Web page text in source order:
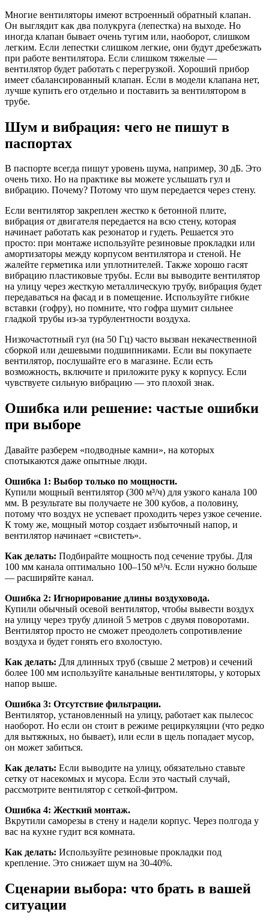
Многие вентиляторы имеют встроенный обратный клапан.
Он выглядит как два полукруга (лепестка) на выходе. Но
иногда клапан бывает очень тугим или, наоборот, слишком
легким. Если лепестки слишком легкие, они будут дребезжать
при работе вентилятора. Если слишком тяжелые —
вентилятор будет работать с перегрузкой. Хороший прибор
имеет сбалансированный клапан. Если в модели клапана нет,
лучше купить его отдельно и поставить за вентилятором в
трубе.
Шум и вибрация: чего не пишут в
паспортах
В паспорте всегда пишут уровень шума, например, 30 дБ. Это
очень тихо. Но на практике вы можете услышать гул и
вибрацию. Почему? Потому что шум передается через стену.
Если вентилятор закреплен жестко к бетонной плите,
вибрация от двигателя передается на всю стену, которая
начинает работать как резонатор и гудеть. Решается это
просто: при монтаже используйте резиновые прокладки или
амортизаторы между корпусом вентилятора и стеной. Не
жалейте герметика или уплотнителей. Также хорошо гасят
вибрацию пластиковые трубы. Если вы выводите вентилятор
на улицу через жесткую металлическую трубу, вибрация будет
передаваться на фасад и в помещение. Используйте гибкие
вставки (гофру), но помните, что гофра шумит сильнее
гладкой трубы из-за турбулентности воздуха.
Низкочастотный гул (на 50 Гц) часто вызван некачественной
сборкой или дешевыми подшипниками. Если вы покупаете
вентилятор, послушайте его в магазине. Если есть
возможность, включите и приложите руку к корпусу. Если
чувствуете сильную вибрацию — это плохой знак.
Ошибка или решение: частые ошибки
при выборе
Давайте разберем «подводные камни», на которых
спотыкаются даже опытные люди.
Ошибка 1: Выбор только по мощности.
Купили мощный вентилятор (300 м³/ч) для узкого канала 100
мм. В результате вы получаете не 300 кубов, а половину,
потому что воздух не успевает проходить через узкое сечение.
К тому же, мощный мотор создает избыточный напор, и
вентилятор начинает «свистеть».
Как делать: Подбирайте мощность под сечение трубы. Для
100 мм канала оптимально 100–150 м³/ч. Если нужно больше
— расширяйте канал.
Ошибка 2: Игнорирование длины воздуховода.
Купили обычный осевой вентилятор, чтобы вывести воздух
на улицу через трубу длиной 5 метров с двумя поворотами.
Вентилятор просто не сможет преодолеть сопротивление
воздуха и будет гонять его вхолостую.
Как делать: Для длинных труб (свыше 2 метров) и сечений
более 100 мм используйте канальные вентиляторы, у которых
напор выше.
Ошибка 3: Отсутствие фильтрации.
Вентилятор, установленный на улицу, работает как пылесос
наоборот. Но если он стоит в режиме рециркуляции (что редко
для вытяжных, но бывает), или если в щель попадает мусор,
он может забиться.
Как делать: Если выводите на улицу, обязательно ставьте
сетку от насекомых и мусора. Если это частый случай,
рассмотрите вентилятор с сеткой-фитром.
Ошибка 4: Жесткий монтаж.
Вкрутили саморезы в стену и надели корпус. Через полгода у
вас на кухне гудит вся комната.
Как делать: Используйте резиновые прокладки под
крепление. Это снижает шум на 30-40%.
Сценарии выбора: что брать в вашей
ситуации